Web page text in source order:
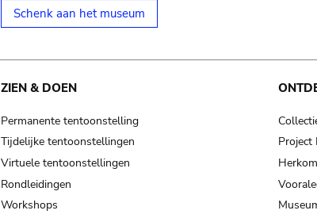
Schenk aan het museum
ZIEN & DOEN
Permanente tentoonstelling
Tijdelijke tentoonstellingen
Virtuele tentoonstellingen
Rondleidingen
Workshops
Project